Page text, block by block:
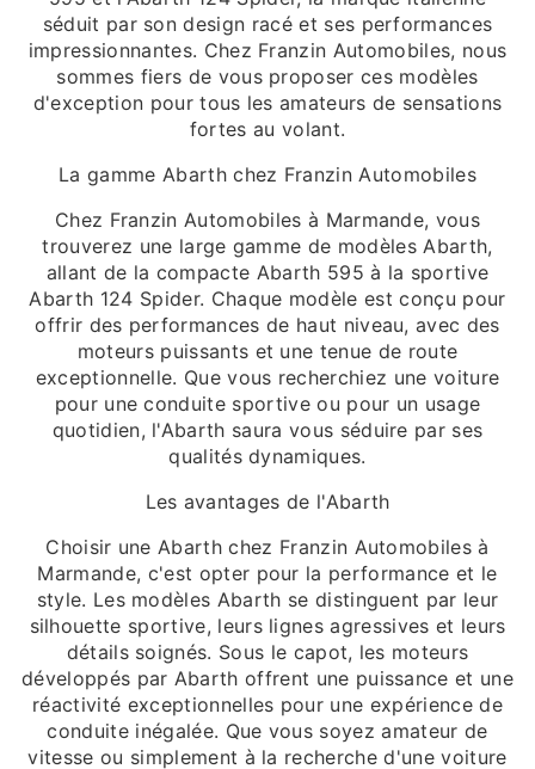
séduit par son design racé et ses performances
impressionnantes. Chez Franzin Automobiles, nous
sommes fiers de vous proposer ces modèles
d'exception pour tous les amateurs de sensations
fortes au volant.
La gamme Abarth chez Franzin Automobiles
Chez Franzin Automobiles à Marmande, vous
trouverez une large gamme de modèles Abarth,
allant de la compacte Abarth 595 à la sportive
Abarth 124 Spider. Chaque modèle est conçu pour
offrir des performances de haut niveau, avec des
moteurs puissants et une tenue de route
exceptionnelle. Que vous recherchiez une voiture
pour une conduite sportive ou pour un usage
quotidien, l'Abarth saura vous séduire par ses
qualités dynamiques.
Les avantages de l'Abarth
Choisir une Abarth chez Franzin Automobiles à
Marmande, c'est opter pour la performance et le
style. Les modèles Abarth se distinguent par leur
silhouette sportive, leurs lignes agressives et leurs
détails soignés. Sous le capot, les moteurs
développés par Abarth offrent une puissance et une
réactivité exceptionnelles pour une expérience de
conduite inégalée. Que vous soyez amateur de
vitesse ou simplement à la recherche d'une voiture